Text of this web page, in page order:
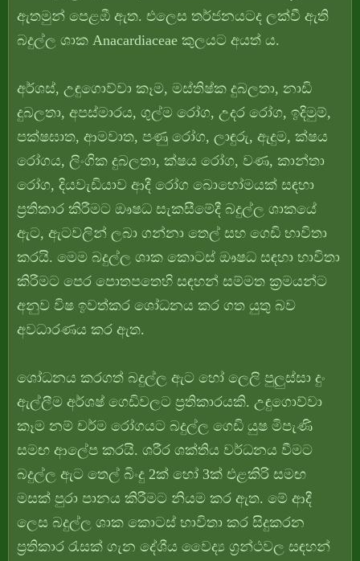
ඇතමුන් පෙළඹී ඇත. එලෙස තර්ජනයටද ලක්වී ඇති
බදුල්ල ශාක Anacardiaceae කුලයට අයත් ය.
අර්ශස්, උඳුගොව්වා කෑම, මස්තිෂ්ක දුබලතා, නාඩි
දුබලතා, අපස්මාරය, ගුල්ම රෝග, උදර රෝග, ඉදිමුම්,
පක්ෂඝාත, ආමවාත, පණු රෝග, ලාඳුරු, ඇදුම, ක්ෂය
රෝගය, ලිංගික දුබලතා, ක්ෂය රෝග, වණ, කාන්තා
රෝග, දියවැඩියාව ආදී රෝග බොහෝමයක් සඳහා
ප්‍රතිකාර කිරීමට ඖෂධ සැකසීමේදී බදුල්ල ශාකයේ
ඇට, ඇටවලින් ලබා ගන්නා තෙල් සහ ගෙඩි භාවිතා
කරයි. මෙම බදුල්ල ශාක කොටස් ඖෂධ සඳහා භාවිතා
කිරීමට පෙර පොතපතෙහි සඳහන් සම්මත ක්‍රමයන්ට
අනුව විෂ ඉවත්කර ශෝධනය කර ගත යුතු බව
අවධාරණය කර ඇත.
ශෝධනය කරගත් බදුල්ල ඇට හෝ ලෙලි පුලුස්සා දුං
ඇල්ලීම අර්ශෂ් ගෙඩිවලට ප්‍රතිකාරයකි. උඳුගොව්වා
කෑම නම් චර්ම රෝගයට බදුල්ල ගෙඩි යුෂ මිපැණි
සමඟ ආලේප කරයි. ශරීර ශක්තිය වර්ධනය වීමට
බදුල්ල ඇට තෙල් බිංදු 2ක් හෝ 3ක් එළකිරි සමඟ
මසක් පුරා පානය කිරීමට නියම කර ඇත. මේ ආදී
ලෙස බදුල්ල ශාක කොටස් භාවිතා කර සිදුකරන
ප්‍රතිකාර රැසක් ගැන දේශීය වෛද්‍ය ග්‍රන්ථවල සඳහන්